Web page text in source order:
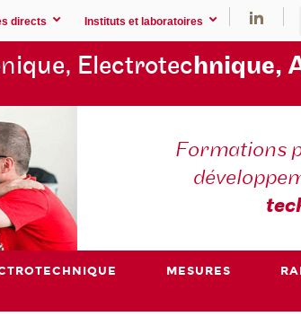
directs Instituts et laboratoires
ique, Electrotechnique,
Formations
MESURES